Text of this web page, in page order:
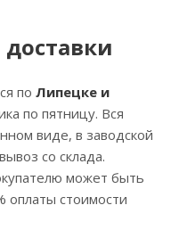
по Липецке и
по пятницу. Вся
виде, в заводской
со склада.
может быть
оплаты стоимости